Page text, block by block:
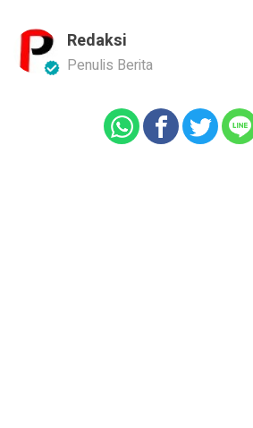
Redaksi
Penulis Berita